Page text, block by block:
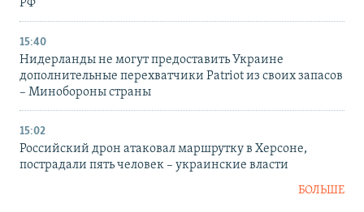
РФ
15:40
Нидерланды не могут предоставить Украине
дополнительные перехватчики Patriot из своих запасов
– Минобороны страны
15:02
Российский дрон атаковал маршрутку в Херсоне,
пострадали пять человек – украинские власти
БОЛЬШЕ